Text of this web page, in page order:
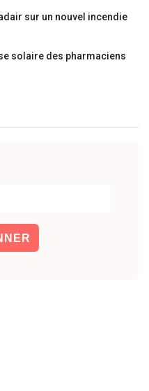
sur un nouvel incendie
solaire des pharmaciens